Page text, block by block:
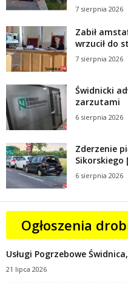
7 sierpnia 2026
Zabił
wrzucił do
7 sierpnia 2026
Świdnicki
zarzutami
6 sierpnia 2026
Zderzenie
Sikorskiego
6 sierpnia 2026
Ogłoszenia
Usługi Pogrzebowe
21 lipca 2026